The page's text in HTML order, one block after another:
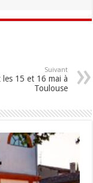
Suivant
15 et 16 mai à
Toulouse